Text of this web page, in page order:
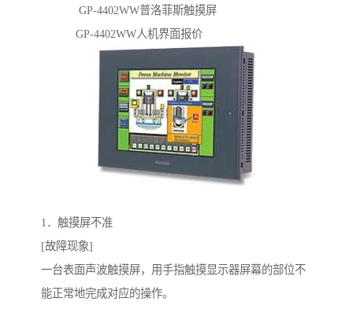
GP-4402WW普洛菲斯触摸屏
GP-4402WW人机界面报价
1．触摸屏不准
[故障现象]
一台表面声波触摸屏，用手指触摸显示器屏幕的部位不
能正常地完成对应的操作。